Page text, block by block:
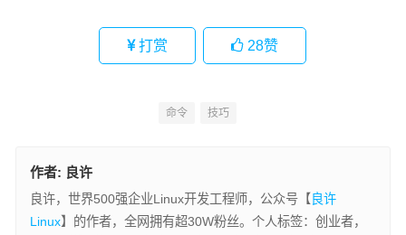
打赏 28赞
命令 技巧
作者: 良许
良许，世界500强企业Linux开发工程师，公众号【 良许
Linux】的作者，全网拥有超30W粉丝。个人标签：创业者，